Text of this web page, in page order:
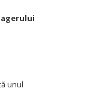
unul